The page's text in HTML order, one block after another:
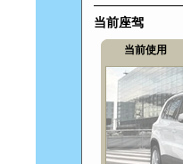
当前座驾
当前使用